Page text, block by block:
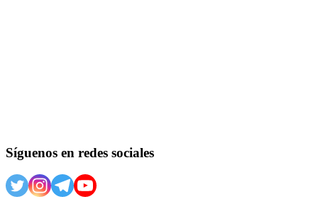
Síguenos en redes sociales